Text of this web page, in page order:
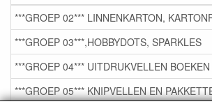
***GROEP 02*** LINNENKARTON,
***GROEP 03***,HOBBYDOTS, SPARKLES
***GROEP 04*** UITDRUKVELLEN BOEKEN
***GROEP 05*** KNIPVELLEN EN